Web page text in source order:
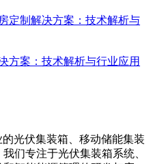
定制解决方案：技术解析与
方案：技术解析与行业应用
的光伏集装箱、移动储能集装
们专注于光伏集装箱系统、